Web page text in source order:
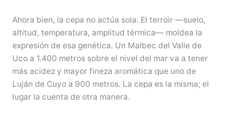
Ahora bien, la cepa no actúa sola. El terroir —suelo,
altitud, temperatura, amplitud térmica— moldea la
expresión de esa genética. Un Malbec del Valle de
Uco a 1.400 metros sobre el nivel del mar va a tener
más acidez y mayor fineza aromática que uno de
Luján de Cuyo a 900 metros. La cepa es la misma; el
lugar la cuenta de otra manera.